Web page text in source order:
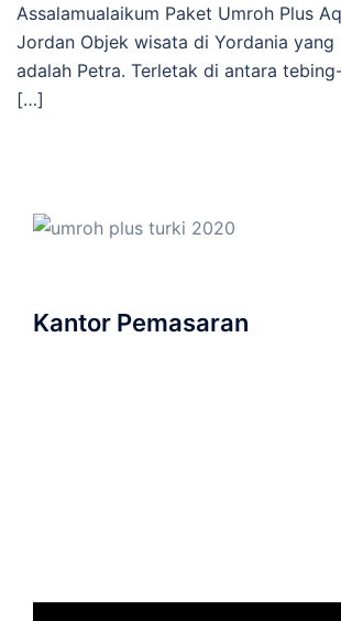
Assalamualaikum Paket Umroh Plus
Jordan Objek wisata di Yordania
adalah Petra. Terletak di antara
[…]
Kantor Pemasaran